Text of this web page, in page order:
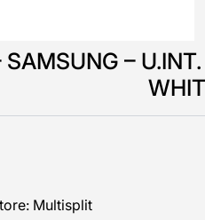
SAMSUNG –
Multisplit